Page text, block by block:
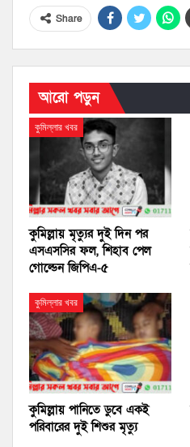
Share
আরো পড়ুন
কুমিল্লার খবর
কুমিল্লায় মৃত্যুর দুই দিন পর
এসএসসির ফল, শিহাব পেল
গোল্ডেন জিপিএ-৫
কুমিল্লার খবর
কুমিল্লায় পানিতে ডুবে একই
পরিবারের দুই শিশুর মৃত্যু